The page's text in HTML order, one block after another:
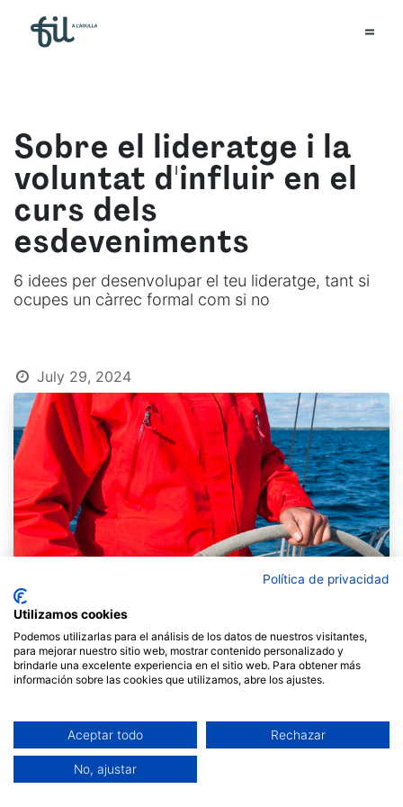
Sobre el lideratge i la
voluntat d'influir en el
curs dels
esdeveniments
6 idees per desenvolupar el teu lideratge, tant si
ocupes un càrrec formal com si no
July 29, 2024
|Per Anna Espadalé.
El lideratge es pot definir com una actitud basada en la
Política de privacidad
Utilizamos cookies
Podemos utilizarlas para el análisis de los datos de nuestros visitantes,
para mejorar nuestro sitio web, mostrar contenido personalizado y
brindarle una excelente experiencia en el sitio web. Para obtener más
información sobre las cookies que utilizamos, abre los ajustes.
Aceptar todo Rechazar
No, ajustar